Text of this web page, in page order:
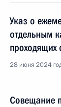
Указ о
отдельным
проходящих
28 июня 2024
Совещание